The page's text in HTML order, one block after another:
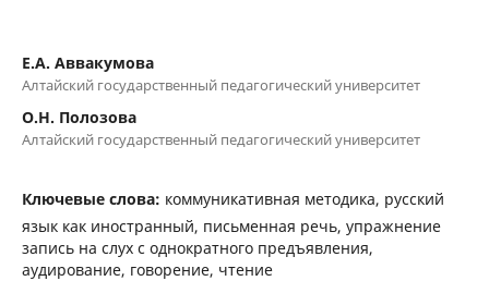
Е.А. Аввакумова
Алтайский государственный педагогический университет
О.Н. Полозова
Алтайский государственный педагогический университет
Ключевые слова: коммуникативная методика, русский
язык как иностранный, письменная речь, упражнение
запись на слух с однократного предъявления,
аудирование, говорение, чтение